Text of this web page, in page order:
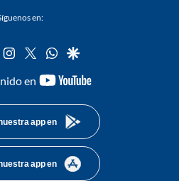
en:
tiktok instagram
twitterwhatsapp
google
en
youtube-
app en
app en